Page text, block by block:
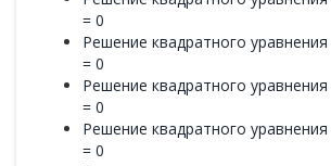
= 0
Решение квадратного
= 0
Решение квадратного уравнения
= 0
Решение квадратного
= 0